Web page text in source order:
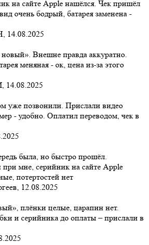
на сайте Apple нашёлся. Чек пришёл
очень бодрый, батарея заменена -
, 14.08.2025
Внешне правда аккуратно.
меняная - ок, цена из-за этого
, 14.08.2025
уже позвонили. Прислали видео
- удобно. Оплатил переводом, чек в
была, но быстро прошёл.
мне, серийник на сайте Apple
потертостей нет
, 12.08.2025
плёнки целые, царапин нет.
и серийника до оплаты – прислали в